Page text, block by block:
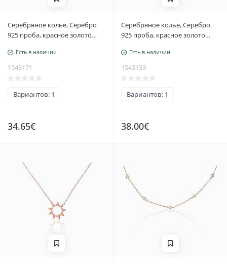
Серебряное колье, Серебро
925 проба, красное золото
длинаЕсть в наличии
1543171
Вариантов: 1
34.65€
Серебряное колье, Серебро
925 проба, красное золото
длинаЕсть в наличии
1543133
Вариантов: 1
38.00€